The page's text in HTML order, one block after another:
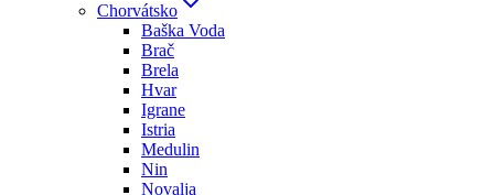
Chorvátsko
Baška Voda
Brač
Brela
Hvar
Igrane
Istria
Medulin
Nin
Novalja